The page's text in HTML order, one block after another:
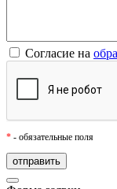
Согласие на
* - обязательные поля